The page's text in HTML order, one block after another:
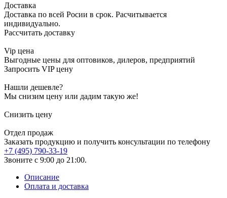
Доставка
Доставка по всей Росии в срок. Расчитывается
индивидуально.
Рассчитать доставку
Vip цена
Выгодные цены для оптовиков, дилеров, предприятий
Запросить VIP цену
Нашли дешевле?
Мы снизим цену или дадим такую же!
Снизить цену
Отдел продаж
Заказать продукцию и получить консультации по телефону
+7 (495) 790-33-19
Звоните с 9:00 до 21:00.
Описание
Оплата и доставка